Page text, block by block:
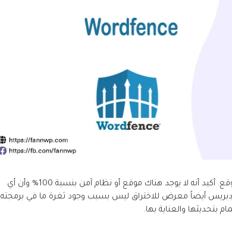
تعتبر إضافات الأمان من أهم الأمور التي يجب مراعاتها في أي موقع. أكيد أنه لا يوجد هناك موقع أو نظام آمن بنسبة 100% وأن أي
أيضاً معرض للاختراق ليس بسبب وجود ثغرة ما في برمجته
بتحديثها والعناية بها.